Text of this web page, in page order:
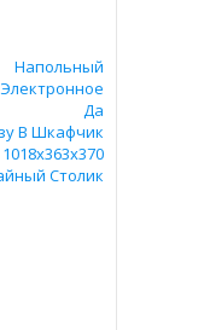
Напольный
Электронное
Да
В Шкафчик
1018x363x370
Столик